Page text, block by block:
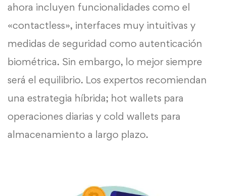
ahora incluyen funcionalidades como el
«contactless», interfaces muy intuitivas y
medidas de seguridad como autenticación
biométrica. Sin embargo, lo mejor siempre
será el equilibrio. Los expertos recomiendan
una estrategia híbrida; hot wallets para
operaciones diarias y cold wallets para
almacenamiento a largo plazo.